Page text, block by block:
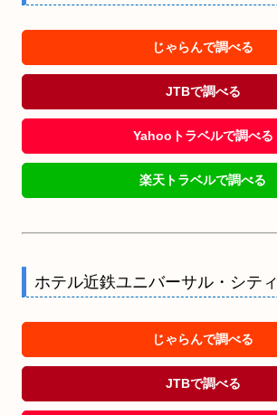
じゃらんで調べる
JTBで調べる
Yahooトラベルで調べる
楽天トラベルで調べる
ホテル近鉄ユニバーサル・シティ
じゃらんで調べる
JTBで調べる